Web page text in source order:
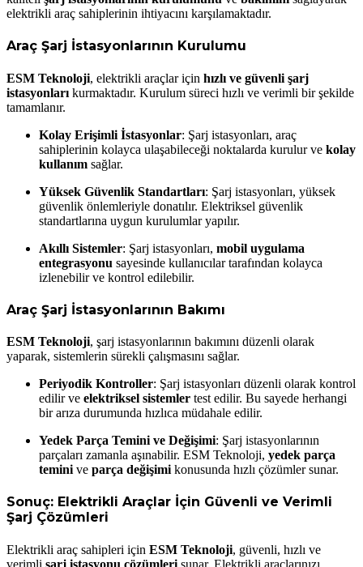
elektrikli araç sahiplerinin ihtiyacını karşılamaktadır.
Araç Şarj İstasyonlarının Kurulumu
ESM Teknoloji, elektrikli araçlar için hızlı ve güvenli şarj
istasyonları kurmaktadır. Kurulum süreci hızlı ve verimli bir şekilde
tamamlanır.
Kolay Erişimli İstasyonlar: Şarj istasyonları, araç
sahiplerinin kolayca ulaşabileceği noktalarda kurulur ve kolay
kullanım sağlar.
Yüksek Güvenlik Standartları: Şarj istasyonları, yüksek
güvenlik önlemleriyle donatılır. Elektriksel güvenlik
standartlarına uygun kurulumlar yapılır.
Akıllı Sistemler: Şarj istasyonları, mobil uygulama
entegrasyonu sayesinde kullanıcılar tarafından kolayca
izlenebilir ve kontrol edilebilir.
Araç Şarj İstasyonlarının Bakımı
ESM Teknoloji, şarj istasyonlarının bakımını düzenli olarak
yaparak, sistemlerin sürekli çalışmasını sağlar.
Periyodik Kontroller: Şarj istasyonları düzenli olarak kontrol
edilir ve elektriksel sistemler test edilir. Bu sayede herhangi
bir arıza durumunda hızlıca müdahale edilir.
Yedek Parça Temini ve Değişimi: Şarj istasyonlarının
parçaları zamanla aşınabilir. ESM Teknoloji, yedek parça
temini ve parça değişimi konusunda hızlı çözümler sunar.
Sonuç: Elektrikli Araçlar İçin Güvenli ve Verimli
Şarj Çözümleri
Elektrikli araç sahipleri için ESM Teknoloji, güvenli, hızlı ve
verimli şarj istasyonu çözümleri sunar. Elektrikli araçlarınızı